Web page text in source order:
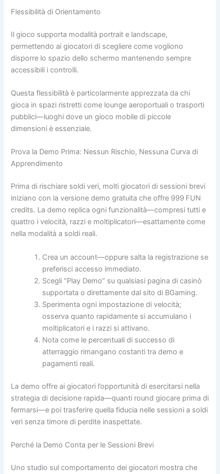
Flessibilità di Orientamento
Il gioco supporta modalità portrait e landscape,
permettendo ai giocatori di scegliere come vogliono
disporre lo spazio dello schermo mantenendo sempre
accessibili i controlli.
Questa flessibilità è particolarmente apprezzata da chi
gioca in spazi ristretti come lounge aeroportuali o trasporti
pubblici—luoghi dove un gioco mobile di piccole
dimensioni è essenziale.
Prova la Demo Prima: Nessun Rischio, Nessuna Curva di
Apprendimento
Prima di rischiare soldi veri, molti giocatori di sessioni brevi
iniziano con la versione demo gratuita che offre 999 FUN
credits. La demo replica ogni funzionalità—compresi tutti e
quattro i velocità, razzi e moltiplicatori—esattamente come
nella modalità a soldi reali.
Crea un account—oppure salta la registrazione se
preferisci accesso immediato.
Scegli “Play Demo” su qualsiasi pagina di casinò
supportata o direttamente dal sito di BGaming.
Sperimenta ogni impostazione di velocità;
osserva quanto rapidamente si accumulano i
moltiplicatori e i razzi si attivano.
Nota come le percentuali di successo di
atterraggio rimangano costanti tra demo e
pagamenti reali.
La demo offre ai giocatori l’opportunità di esercitarsi nella
strategia di decisione rapida—quanti round giocare prima di
fermarsi—e poi trasferire quella fiducia nelle sessioni a soldi
veri senza timore di perdite inaspettate.
Perché la Demo Conta per le Sessioni Brevi
Uno studio sul comportamento dei giocatori mostra che